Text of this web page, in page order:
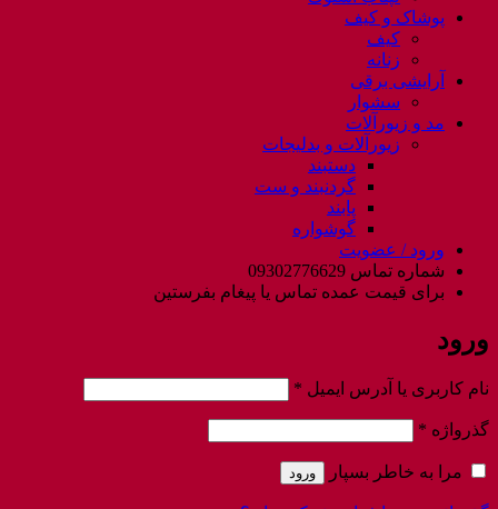
پوشاک و کیف
کیف
زنانه
آرایشی برقی
سشوار
مد و زیورآلات
زیورآلات و بدلیجات
دستبند
گردنبند و ست
پابند
گوشواره
ورود / عضویت
شماره تماس 09302776629
برای قیمت عمده تماس یا پیغام بفرستین
ورود
نام کاربری یا آدرس ایمیل *
گذرواژه *
مرا به خاطر بسپار ورود